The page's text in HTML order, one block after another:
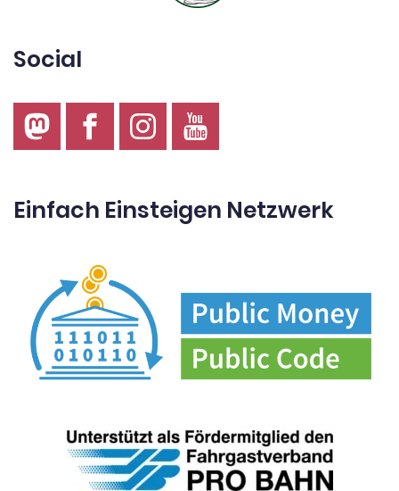
Social
Einfach Einsteigen Netzwerk